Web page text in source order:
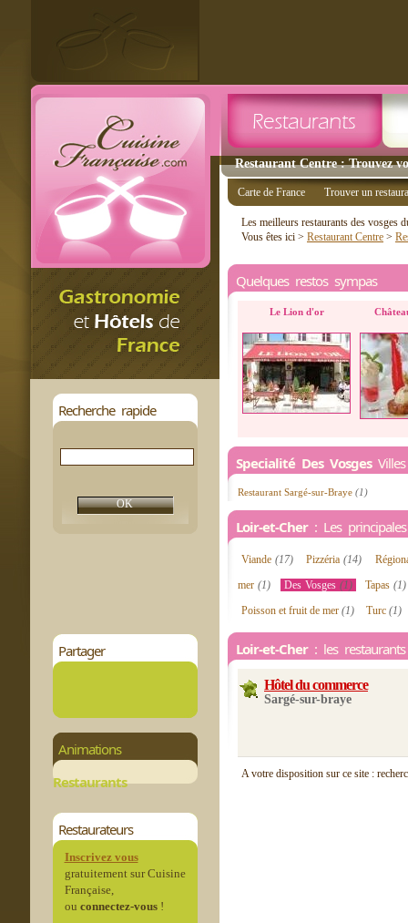
Restaurant Centre : Trouvez
Recherche rapide
Partager
Animations
Restaurants
Restaurateurs
Inscrivez vous
gratuitement sur Cuisine
Française,
ou connectez-vous!
Carte de France Trouver un
Les meilleurs restaurants des vosges
Vous êtes ici > Restaurant Centre >
Quelques restos sympas
Le Lion d'or
Specialité Des Vosges
Restaurant Sargé-sur-Braye (1)
Loir-et-Cher: Les principales
Viande (17) Pizzéria(14)
mer(1) Des Vosges (1) Tapas(1)
Poisson et fruit de mer (1) Turc(1)
Loir-et-Cher: les
Hôtel du commerce
Sargé-sur-braye
A votre disposition sur ce site :